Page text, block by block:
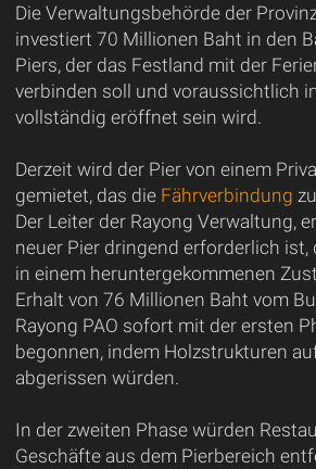
Die Verwaltungsbehörde der
investiert 70 Millionen Baht in den
Piers, der das Festland mit der
verbinden soll und voraussichtlich
vollständig eröffnet sein wird.
Derzeit wird der Pier von einem
gemietet, das die Fährverbindung
Der Leiter der Rayong Verwaltung,
neuer Pier dringend erforderlich ist,
in einem heruntergekommenen
Erhalt von 76 Millionen Baht vom
Rayong PAO sofort mit der ersten
begonnen, indem Holzstrukturen
abgerissen würden.
In der zweiten Phase würden
Geschäfte aus dem Pierbereich